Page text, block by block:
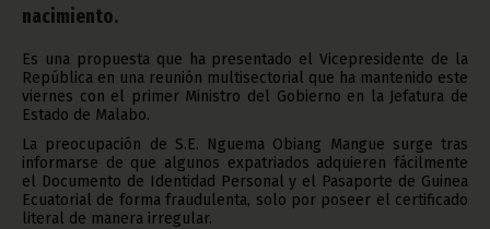
nacimiento.
Es una propuesta que ha presentado el Vicepresidente de la
República en una reunión multisectorial que ha mantenido este
viernes con el primer Ministro del Gobierno en la Jefatura de
Estado de Malabo.
La preocupación de S.E. Nguema Obiang Mangue surge tras
informarse de que algunos expatriados adquieren fácilmente
el Documento de Identidad Personal y el Pasaporte de Guinea
Ecuatorial de forma fraudulenta, solo por poseer el certificado
literal de manera irregular.